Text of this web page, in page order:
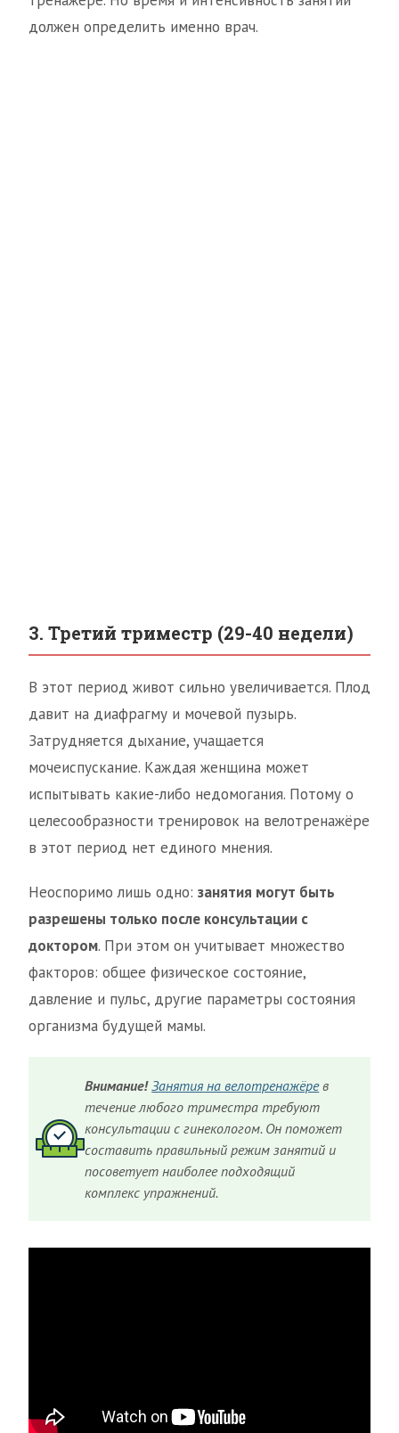
должен определить именно врач.
3. Третий триместр (29-40 недели)
В этот период живот сильно увеличивается. Плод
давит на диафрагму и мочевой пузырь.
Затрудняется дыхание, учащается
мочеиспускание. Каждая женщина может
испытывать какие-либо недомогания. Потому о
целесообразности тренировок на велотренажёре
в этот период нет единого мнения.
Неоспоримо лишь одно: занятия могут быть
разрешены только после консультации с
доктором. При этом он учитывает множество
факторов: общее физическое состояние,
давление и пульс, другие параметры состояния
организма будущей мамы.
Внимание! Занятия на велотренажёрев
течение любого триместра требуют
консультации с гинекологом. Он поможет
составить правильный режим занятий и
посоветует наиболее подходящий
комплекс упражнений.